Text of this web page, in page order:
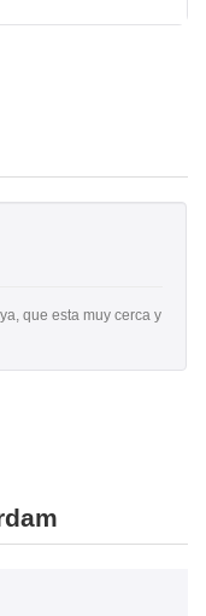
que esta muy cerca y